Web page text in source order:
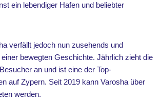
ein lebendiger Hafen und beliebter
verfällt jedoch nun zusehends und
bewegten Geschichte. Jährlich zieht die
an und ist eine der Top-
auf Zypern. Seit 2019 kann Varosha über
werden.